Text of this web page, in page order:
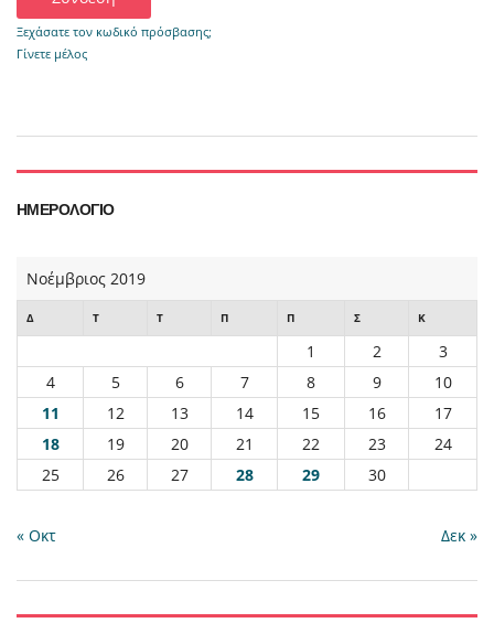
Ξεχάσατε τον κωδικό πρόσβασης;
Γίνετε μέλος
ΗΜΕΡΟΛΌΓΙΟ
Νοέμβριος 2019
Δ Τ Τ Π Π Σ Κ
1 2
3
4
5 6 7 8 9
10
11
12 13 14 15 16
17
18
19 20 21 22 23
24
25
26 27 28 29 30
« Οκτ Δεκ »